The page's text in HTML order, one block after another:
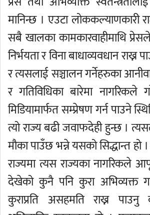
मानिन्छ । एउटा लोककल्याणकारी
सबै खालका कामकारवाहीमाथि प्रेसले
निर्भयता र विना बाधाव्यवधान राख्न
र त्यसलाई सञ्चालन गर्नेहरुका
र गतिविधिका बारेमा नागरिकले
मिडियामार्फत सम्प्रेषण गर्न पाउने
त्यो राज्य बढी जवाफदेही हुन्छ ।
मौका पाउँछ भन्ने यसको सिद्धान्त हो
राज्यमा त्यस राज्यका नागरिकले
देखेको कुनै पनि कुरा अभिव्यक्त
कुराप्रति असहमति राख्न